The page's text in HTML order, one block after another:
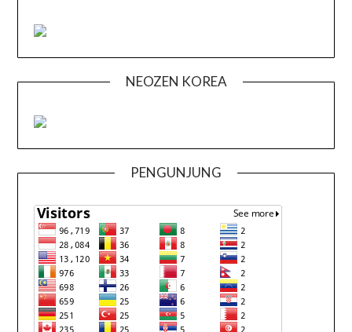
NEOZEN KOREA
PENGUNJUNG